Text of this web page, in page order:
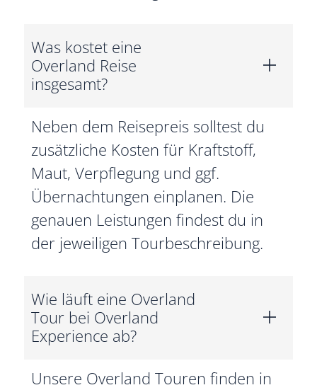
Was kostet eine
Overland Reise
insgesamt?
Neben dem Reisepreis solltest du
zusätzliche Kosten für Kraftstoff,
Maut, Verpflegung und ggf.
Übernachtungen einplanen. Die
genauen Leistungen findest du in
der jeweiligen Tourbeschreibung.
Wie läuft eine Overland
Tour bei Overland
Experience ab?
Unsere Overland Touren finden in